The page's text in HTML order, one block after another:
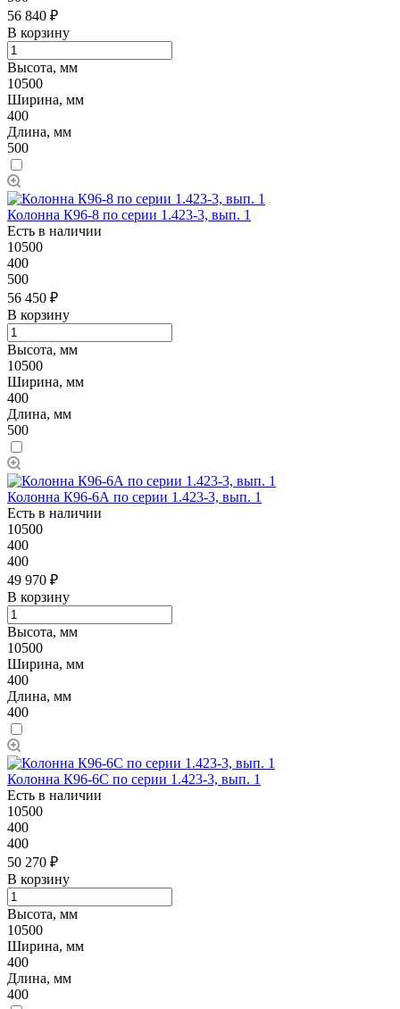
56 840 ₽
В корзину
Высота, мм
10500
Ширина, мм
400
Длина, мм
500
Колонна К96-8 по серии 1.423-3, вып. 1
Есть в наличии
10500
400
500
56 450 ₽
В корзину
Высота, мм
10500
Ширина, мм
400
Длина, мм
500
Колонна К96-6А по серии 1.423-3, вып. 1
Есть в наличии
10500
400
400
49 970 ₽
В корзину
Высота, мм
10500
Ширина, мм
400
Длина, мм
400
Колонна К96-6C по серии 1.423-3, вып. 1
Есть в наличии
10500
400
400
50 270 ₽
В корзину
Высота, мм
10500
Ширина, мм
400
Длина, мм
400